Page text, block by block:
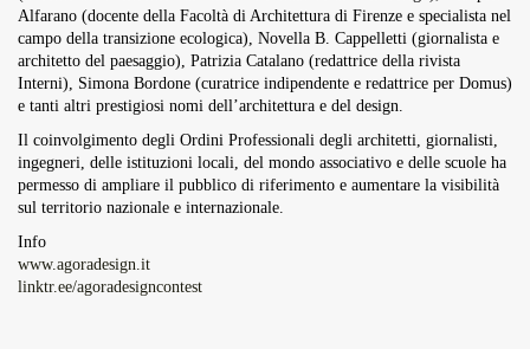
Alfarano (docente della Facoltà di Architettura di Firenze e specialista nel
campo della transizione ecologica), Novella B. Cappelletti (giornalista e
architetto del paesaggio), Patrizia Catalano (redattrice della rivista
Interni), Simona Bordone (curatrice indipendente e redattrice per Domus)
e tanti altri prestigiosi nomi dell’architettura e del design.
Il coinvolgimento degli Ordini Professionali degli architetti, giornalisti,
ingegneri, delle istituzioni locali, del mondo associativo e delle scuole ha
permesso di ampliare il pubblico di riferimento e aumentare la visibilità
sul territorio nazionale e internazionale.
Info
www.agoradesign.it
linktr.ee/agoradesigncontest